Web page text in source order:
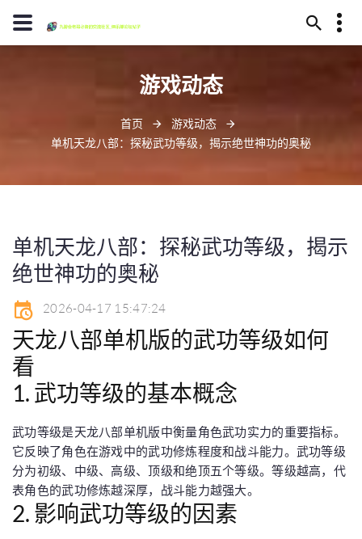
13594780370
毕节市代耳山145号
游戏动态
首页
游戏动态
单机天龙八部：探秘武功等级，揭示绝世神功的奥秘
单机天龙八部：探秘武功等级，揭示
绝世神功的奥秘
2026-04-17 15:47:24
天龙八部单机版的武功等级如何
看
1. 武功等级的基本概念
武功等级是天龙八部单机版中衡量角色武功实力的重要指标。
它反映了角色在游戏中的武功修炼程度和战斗能力。武功等级
分为初级、中级、高级、顶级和绝顶五个等级。等级越高，代
表角色的武功修炼越深厚，战斗能力越强大。
2. 影响武功等级的因素